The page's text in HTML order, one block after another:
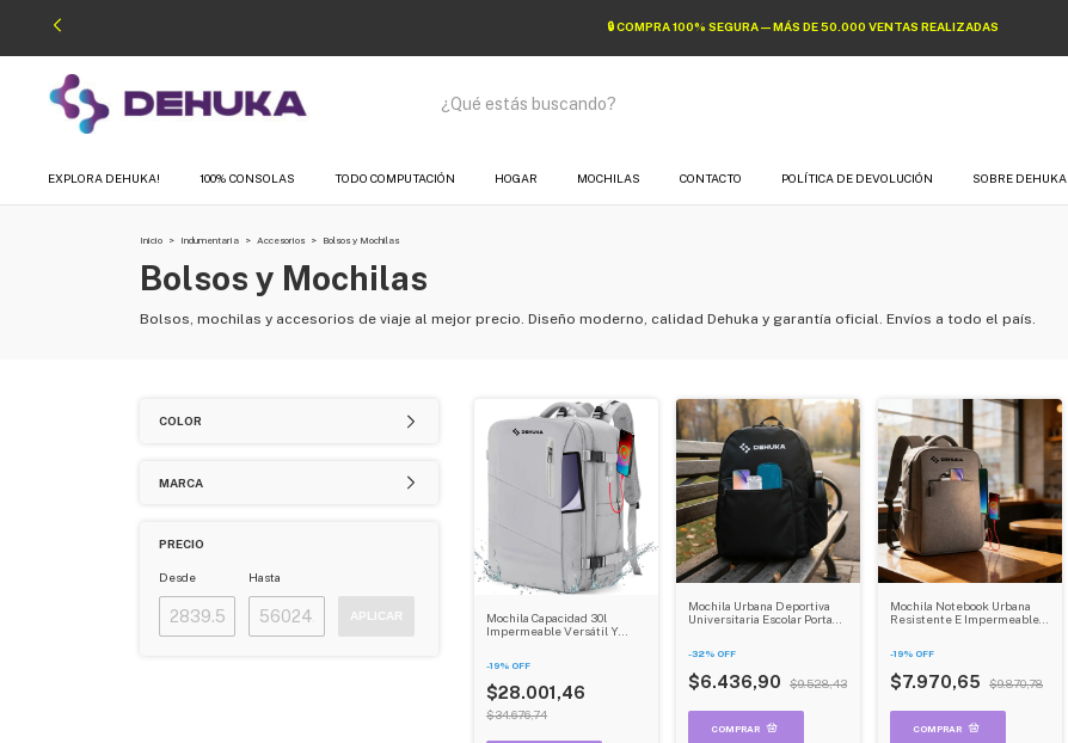
⭐ GARANTÍA OFICIAL DE MARCA — ATENCIÓN DIRECTA DEHUKA
EXPLORA DEHUKA! 100% CONSOLAS TODO COMPUTACIÓN HOGAR MOCHILAS CONTACTO POLÍTICA DE DEVOLUCIÓN SOBRE DEHUKA
Inicio > Indumentaria > Accesorios > Bolsos y Mochilas
Bolsos y Mochilas
Bolsos, mochilas y accesorios de viaje al mejor precio. Diseño moderno, calidad Dehuka y garantía oficial. Envíos a todo el país.
COLOR
MARCA
PRECIO
Desde Hasta
APLICAR
Mochila Capacidad 30l
Impermeable Versátil Y
-19% OFF
$28.001,46
$34.676,74
Mochila Urbana Deportiva
Universitaria Escolar Porta
-32% OFF
$6.436,90 $9.528,43
Mochila Notebook Urbana
Resistente E Impermeable
-19% OFF
$7.970,65 $9.870,78